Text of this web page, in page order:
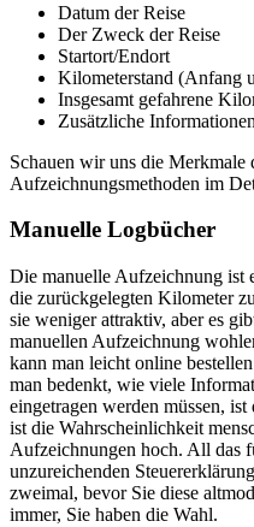
Datum der Reise
Der Zweck der Reise
Startort/Endort
Kilometerstand (Anfang
Insgesamt gefahrene
Zusätzliche
Schauen wir uns die Merkmale
Aufzeichnungsmethoden im
Manuelle Logbücher
Die manuelle Aufzeichnung ist
die zurückgelegten Kilometer
sie weniger attraktiv, aber es
manuellen Aufzeichnung
kann man leicht online
man bedenkt, wie viele
eingetragen werden müssen,
ist die Wahrscheinlichkeit
Aufzeichnungen hoch. All das
unzureichenden
zweimal, bevor Sie diese
immer, Sie haben die Wahl.